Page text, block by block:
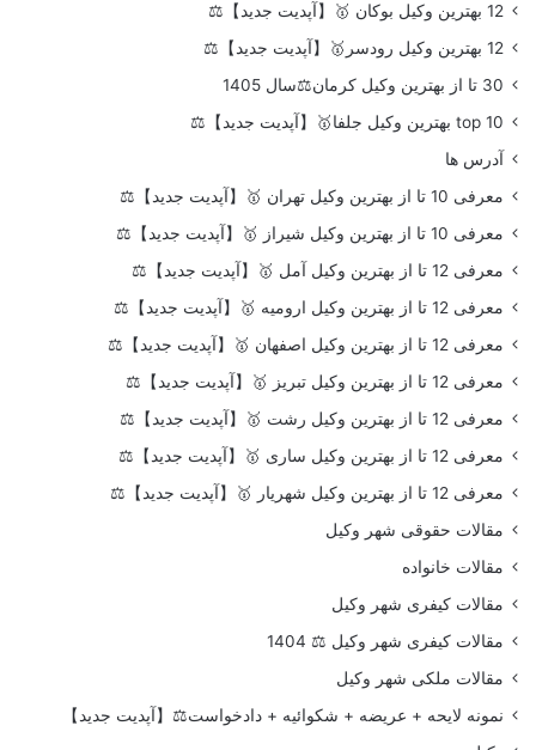
12 بهترین وکیل بوکان 🥇【آپدیت جدید】⚖️
12 بهترین وکیل رودسر🥇【آپدیت جدید】⚖️
30 تا از بهترین وکیل کرمان⚖️سال 1405
top 10 بهترین وکیل جلفا🥇【آپدیت جدید】⚖️
آدرس ها
معرفی 10 تا از بهترین وکیل تهران 🥇【آپدیت جدید】⚖️
معرفی 10 تا از بهترین وکیل شیراز 🥇【آپدیت جدید】⚖️
معرفی 12 تا از بهترین وکیل آمل 🥇【آپدیت جدید】⚖️
معرفی 12 تا از بهترین وکیل ارومیه 🥇【آپدیت جدید】⚖️
معرفی 12 تا از بهترین وکیل اصفهان 🥇【آپدیت جدید】⚖️
معرفی 12 تا از بهترین وکیل تبریز 🥇【آپدیت جدید】⚖️
معرفی 12 تا از بهترین وکیل رشت 🥇【آپدیت جدید】⚖️
معرفی 12 تا از بهترین وکیل ساری 🥇【آپدیت جدید】⚖️
معرفی 12 تا از بهترین وکیل شهریار 🥇【آپدیت جدید】⚖️
مقالات حقوقی شهر وکیل
مقالات خانواده
مقالات کیفری شهر وکیل
مقالات کیفری شهر وکیل ⚖️ 1404
مقالات ملکی شهر وکیل
نمونه لایحه + عریضه + شکوائیه + دادخواست⚖️【آپدیت جدید】